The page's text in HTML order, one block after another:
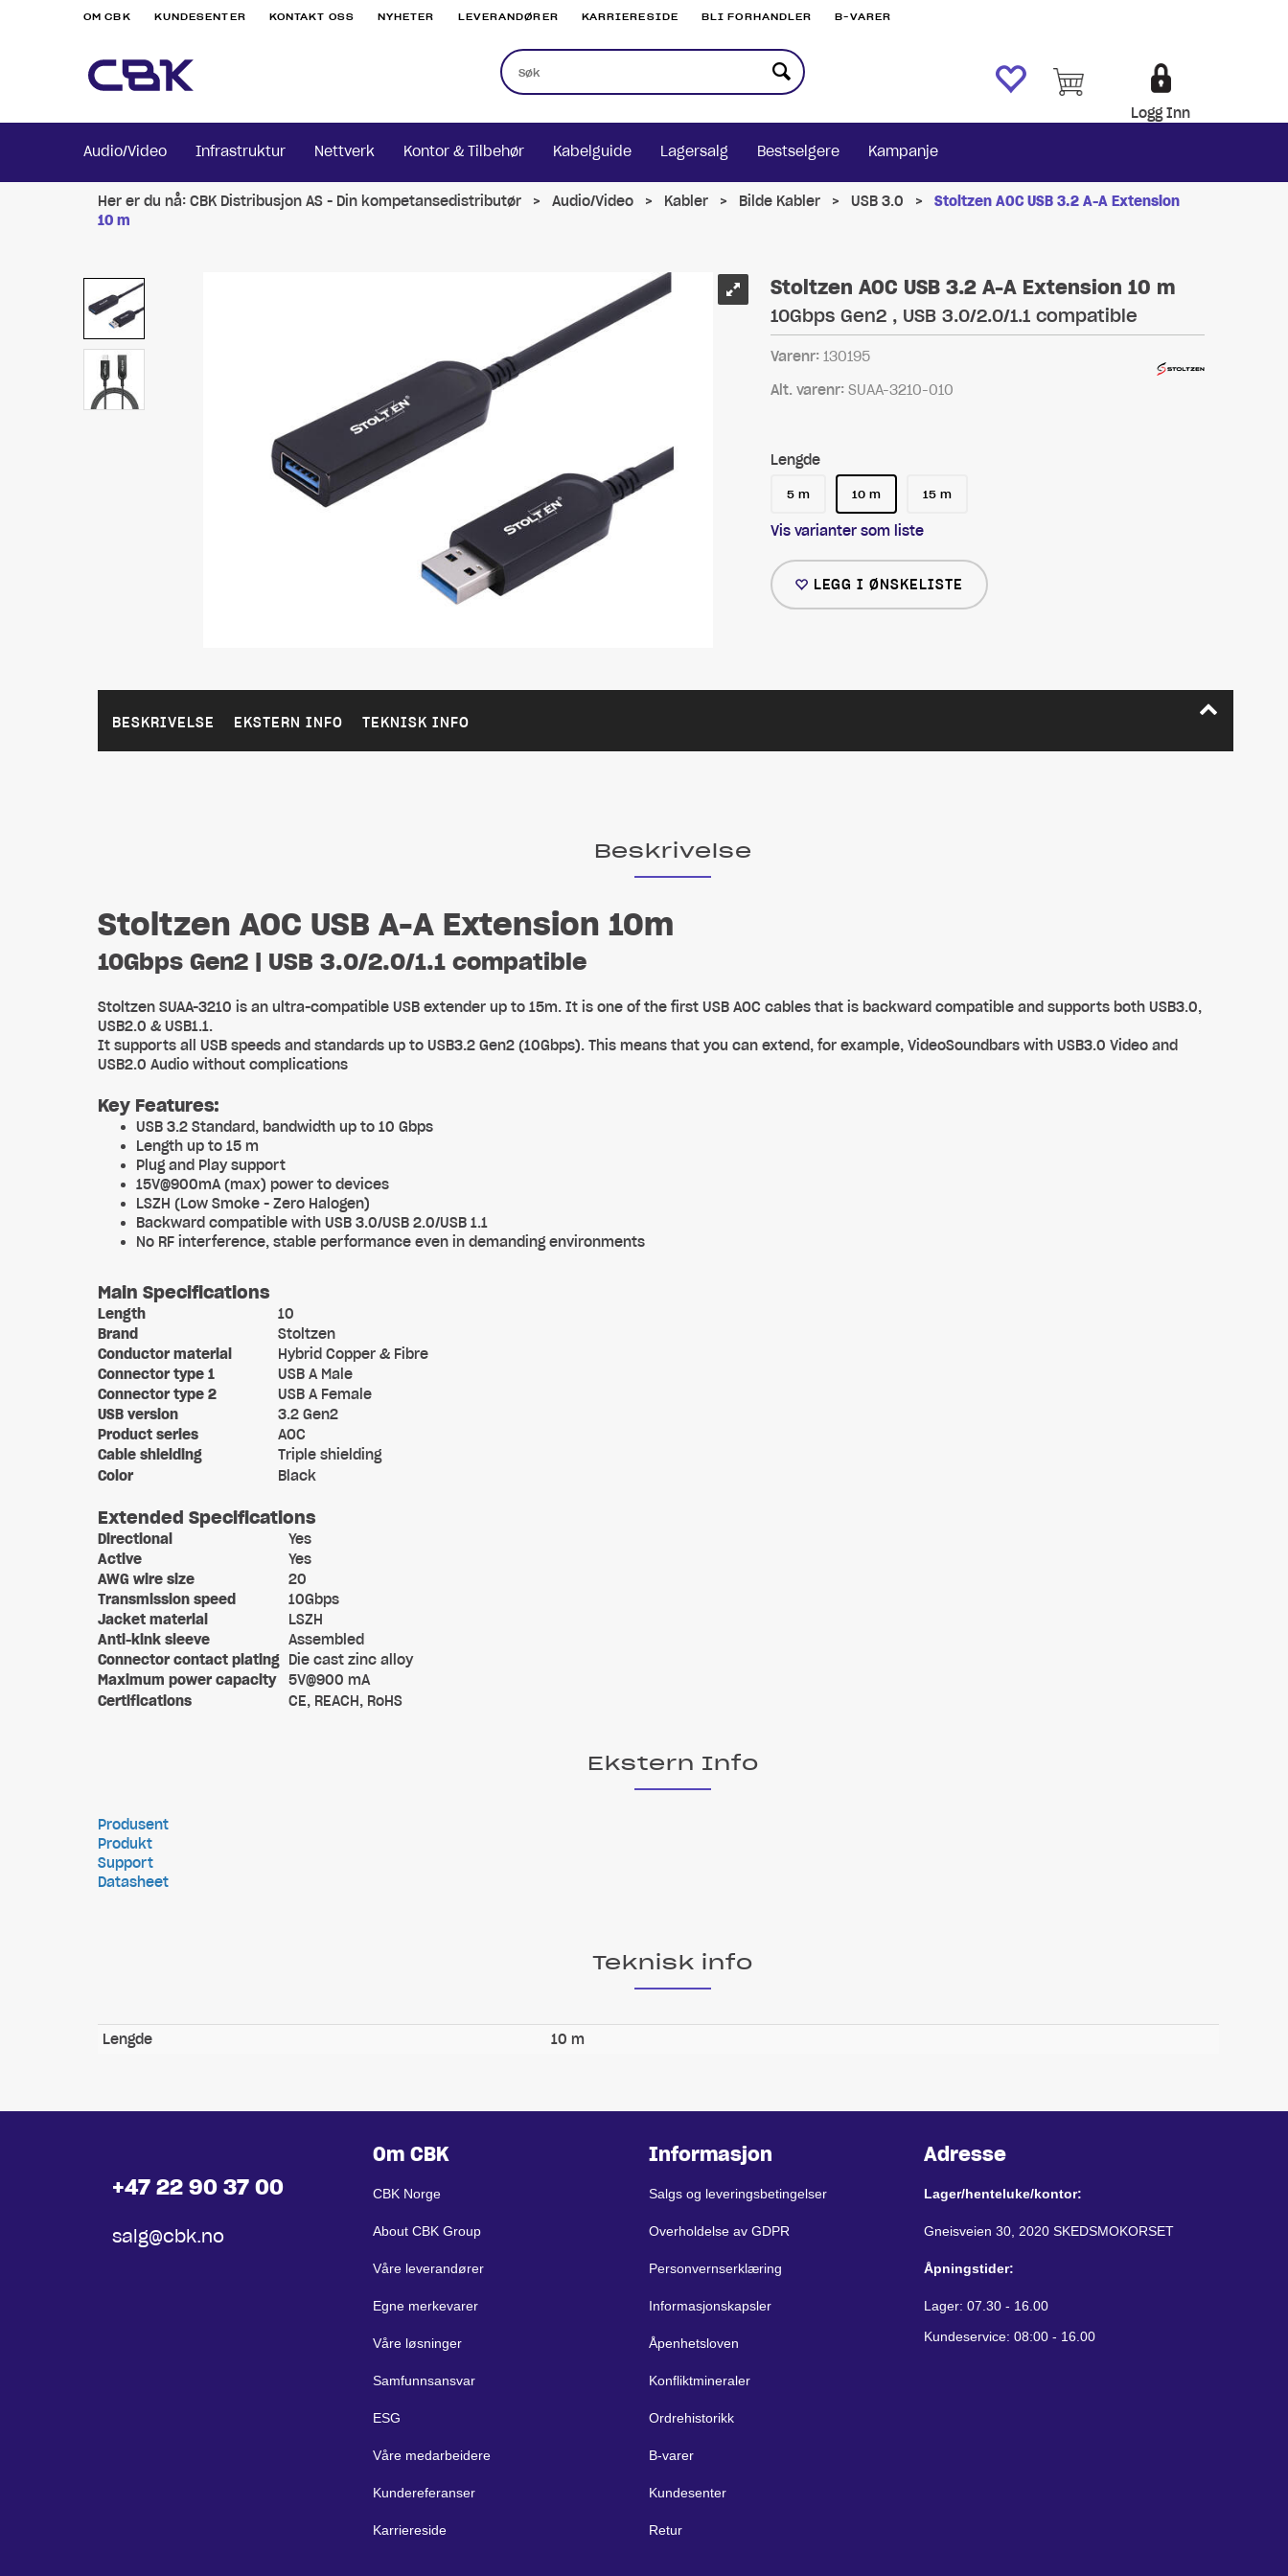
OM CBK KUNDESENTER KONTAKT OSS NYHETER LEVERANDØRER KARRIERESIDE BLI FORHANDLER B-VARER
Logg Inn
Audio/Video Infrastruktur Nettverk Kontor & Tilbehør Kabelguide Lagersalg Bestselgere Kampanje
Her er du nå: CBK Distribusjon AS - Din kompetansedistributør > Audio/Video > Kabler > Bilde Kabler > USB 3.0 >
Stoltzen AOC USB 3.2 A-A Extension
10 m
Stoltzen AOC USB 3.2 A-A Extension 10 m
10Gbps Gen2 , USB 3.0/2.0/1.1 compatible
Varenr: 130195
Alt. varenr: SUAA-3210-010
Lengde
5 m 10 m 15 m
Vis varianter som liste
LEGG I ØNSKELISTE
BESKRIVELSE EKSTERN INFO TEKNISK INFO
Beskrivelse
Stoltzen AOC USB A-A Extension 10m
10Gbps Gen2 | USB 3.0/2.0/1.1 compatible
Stoltzen SUAA-3210 is an ultra-compatible USB extender up to 15m. It is one of the first USB AOC cables that is backward compatible and supports both USB3.0,
USB2.0 & USB1.1.
It supports all USB speeds and standards up to USB3.2 Gen2 (10Gbps). This means that you can extend, for example, VideoSoundbars with USB3.0 Video and
USB2.0 Audio without complications
Key Features:
USB 3.2 Standard, bandwidth up to 10 Gbps
Length up to 15 m
Plug and Play support
15V@900mA (max) power to devices
LSZH (Low Smoke - Zero Halogen)
Backward compatible with USB 3.0/USB 2.0/USB 1.1
No RF interference, stable performance even in demanding environments
Main Specifications
Length
10
Brand
Stoltzen
Conductor material
Hybrid Copper & Fibre
Connector type 1
USB A Male
Connector type 2
USB A Female
USB version
3.2 Gen2
Product series
AOC
Cable shielding
Triple shielding
Color
Black
Extended Specifications
Directional
Yes
Active
Yes
AWG wire size
20
Transmission speed
10Gbps
Jacket material
LSZH
Anti-kink sleeve
Assembled
Connector contact plating Die cast zinc alloy
Maximum power capacity
5V@900 mA
Certifications
CE, REACH, RoHS
Ekstern Info
Produsent
Produkt
Support
Datasheet
Teknisk info
Lengde 10 m
+47 22 90 37 00
salg@cbk.no
Om CBK
CBK Norge
About CBK Group
Våre leverandører
Egne merkevarer
Våre løsninger
Samfunnsansvar
ESG
Våre medarbeidere
Kundereferanser
Karriereside
Informasjon
Salgs og leveringsbetingelser
Overholdelse av GDPR
Personvernserklæring
Informasjonskapsler
Åpenhetsloven
Konfliktmineraler
Ordrehistorikk
B-varer
Kundesenter
Retur
Adresse
Lager/henteluke/kontor:
Gneisveien 30, 2020 SKEDSMOKORSET
Åpningstider:
Lager: 07.30 - 16.00
Kundeservice: 08:00 - 16.00